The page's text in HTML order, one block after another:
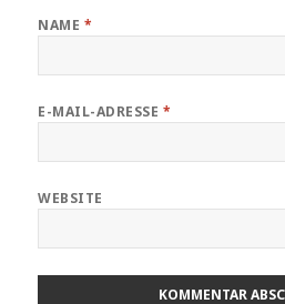
NAME *
E-MAIL-ADRESSE *
WEBSITE